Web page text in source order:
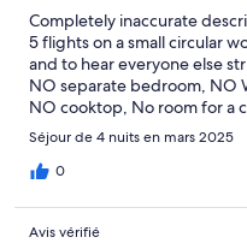
Completely inaccurate
5 flights on a small circular
and to hear everyone else
NO separate bedroom, NO
NO cooktop, No room for a
to sit somewhere while
sideways to close the
absent management/service
Séjour de 4 nuits en mars 2025
0
Avis vérifié